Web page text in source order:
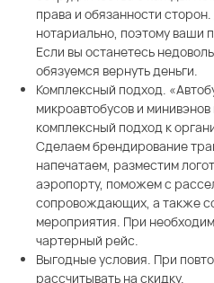
права и обязанности
нотариально, поэтому
Если вы останетесь
обязуемся вернуть деньги.
Комплексный подход.
микроавтобусов и
комплексный подход к
Сделаем брендирование
напечатаем, разместим
аэропорту, поможем с
сопровождающих, а также
мероприятия. При
чартерный рейс.
Выгодные условия. При
рассчитывать на скидку.